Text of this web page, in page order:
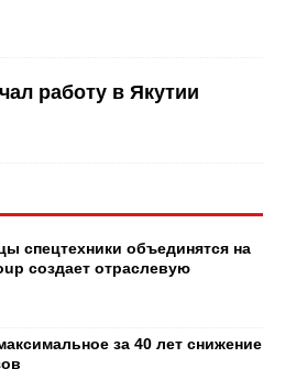
работу в Якутии
спецтехники объединятся на
создает отраслевую
за 40 лет снижение